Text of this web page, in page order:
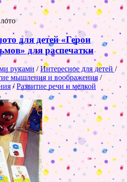
для детей «Герои
для распечатки
руками /Интересное для детей /
мышления и воображения /
/Развитие речи и мелкой